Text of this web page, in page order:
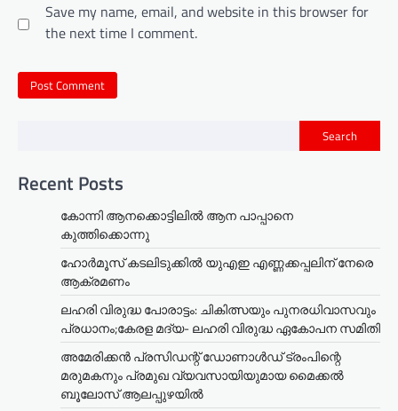
Save my name, email, and website in this browser for
the next time I comment.
Search
Recent Posts
കോന്നി ആനക്കൊട്ടിലിൽ ആന പാപ്പാനെ
കുത്തിക്കൊന്നു
ഹോർമൂസ് കടലിടുക്കിൽ യുഎഇ എണ്ണക്കപ്പലിന് നേരെ
ആക്രമണം
ലഹരി വിരുദ്ധ പോരാട്ടം: ചികിത്സയും പുനരധിവാസവും
പ്രധാനം;കേരള മദ്യ- ലഹരി വിരുദ്ധ ഏകോപന സമിതി
അമേരിക്കൻ പ്രസിഡന്റ് ഡോണാൾഡ് ട്രംപിന്റെ
മരുമകനും പ്രമുഖ വ്യവസായിയുമായ മൈക്കൽ
ബൂലോസ് ആലപ്പുഴയിൽ